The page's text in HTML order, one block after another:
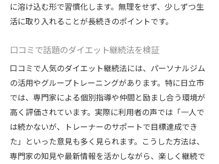
に溶け込む形で習慣化します。無理をせず、少しずつ生
活に取り入れることが長続きのポイントです。
口コミで話題のダイエット継続法を検証
口コミで人気のダイエット継続法には、パーソナルジム
の活用やグループトレーニングがあります。特に日立市
では、専門家による個別指導や仲間と励まし合う環境が
高く評価されています。実際に利用者の声では「一人で
は続かないが、トレーナーのサポートで目標達成でき
た」といった意見も多く見られます。こうした方法は、
専門家の知見や最新情報を活かしながら、楽しく継続で